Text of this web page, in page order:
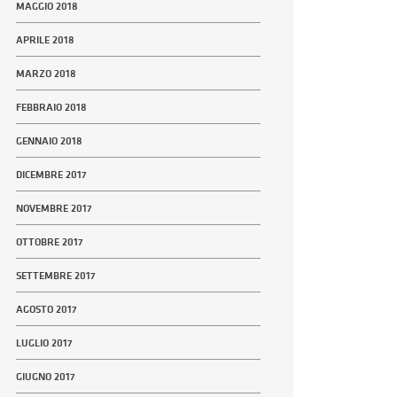
MAGGIO 2018
APRILE 2018
MARZO 2018
FEBBRAIO 2018
GENNAIO 2018
DICEMBRE 2017
NOVEMBRE 2017
OTTOBRE 2017
SETTEMBRE 2017
AGOSTO 2017
LUGLIO 2017
GIUGNO 2017